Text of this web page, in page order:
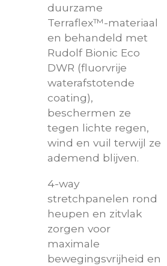
duurzame
Terraflex™-materiaal
en behandeld met
Rudolf Bionic Eco
DWR (fluorvrije
waterafstotende
coating),
beschermen ze
tegen lichte regen,
wind en vuil terwijl ze
ademend blijven.
4-way
stretchpanelen rond
heupen en zitvlak
zorgen voor
maximale
bewegingsvrijheid en